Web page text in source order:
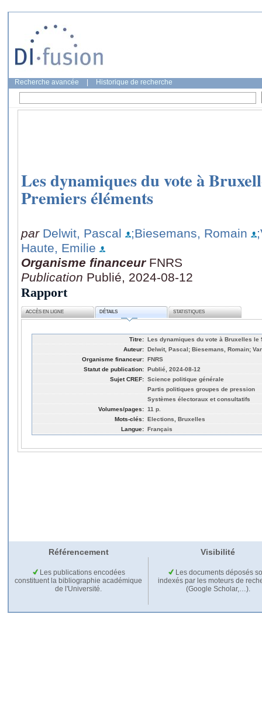
Recherche avancée Historique de recherche
Les dynamiques du vote à
Premiers éléments
par Delwit, Pascal ;Biesemans, Romain
Haute, Emilie
Organisme financeur FNRS
Publication Publié, 2024-08-12
Rapport
ACCÈS EN LIGNE DÉTAILS STATISTIQUES
Titre: Les dynamiques du vote à Bruxelles le
Auteur: Delwit, Pascal; Biesemans, Romain;
Organisme financeur: FNRS
Statut de publication: Publié, 2024-08-12
Sujet CREF: Science politique générale
Partis politiques groupes de pression
Systèmes électoraux et consultatifs
Volumes/pages: 11 p.
Mots-clés: Elections, Bruxelles
Langue: Français
Référencement Visibilité
Les publications encodées
constituent la bibliographie académique
de l'Université.
Les documents déposés
indexés par les moteurs de
(Google Scholar,…).